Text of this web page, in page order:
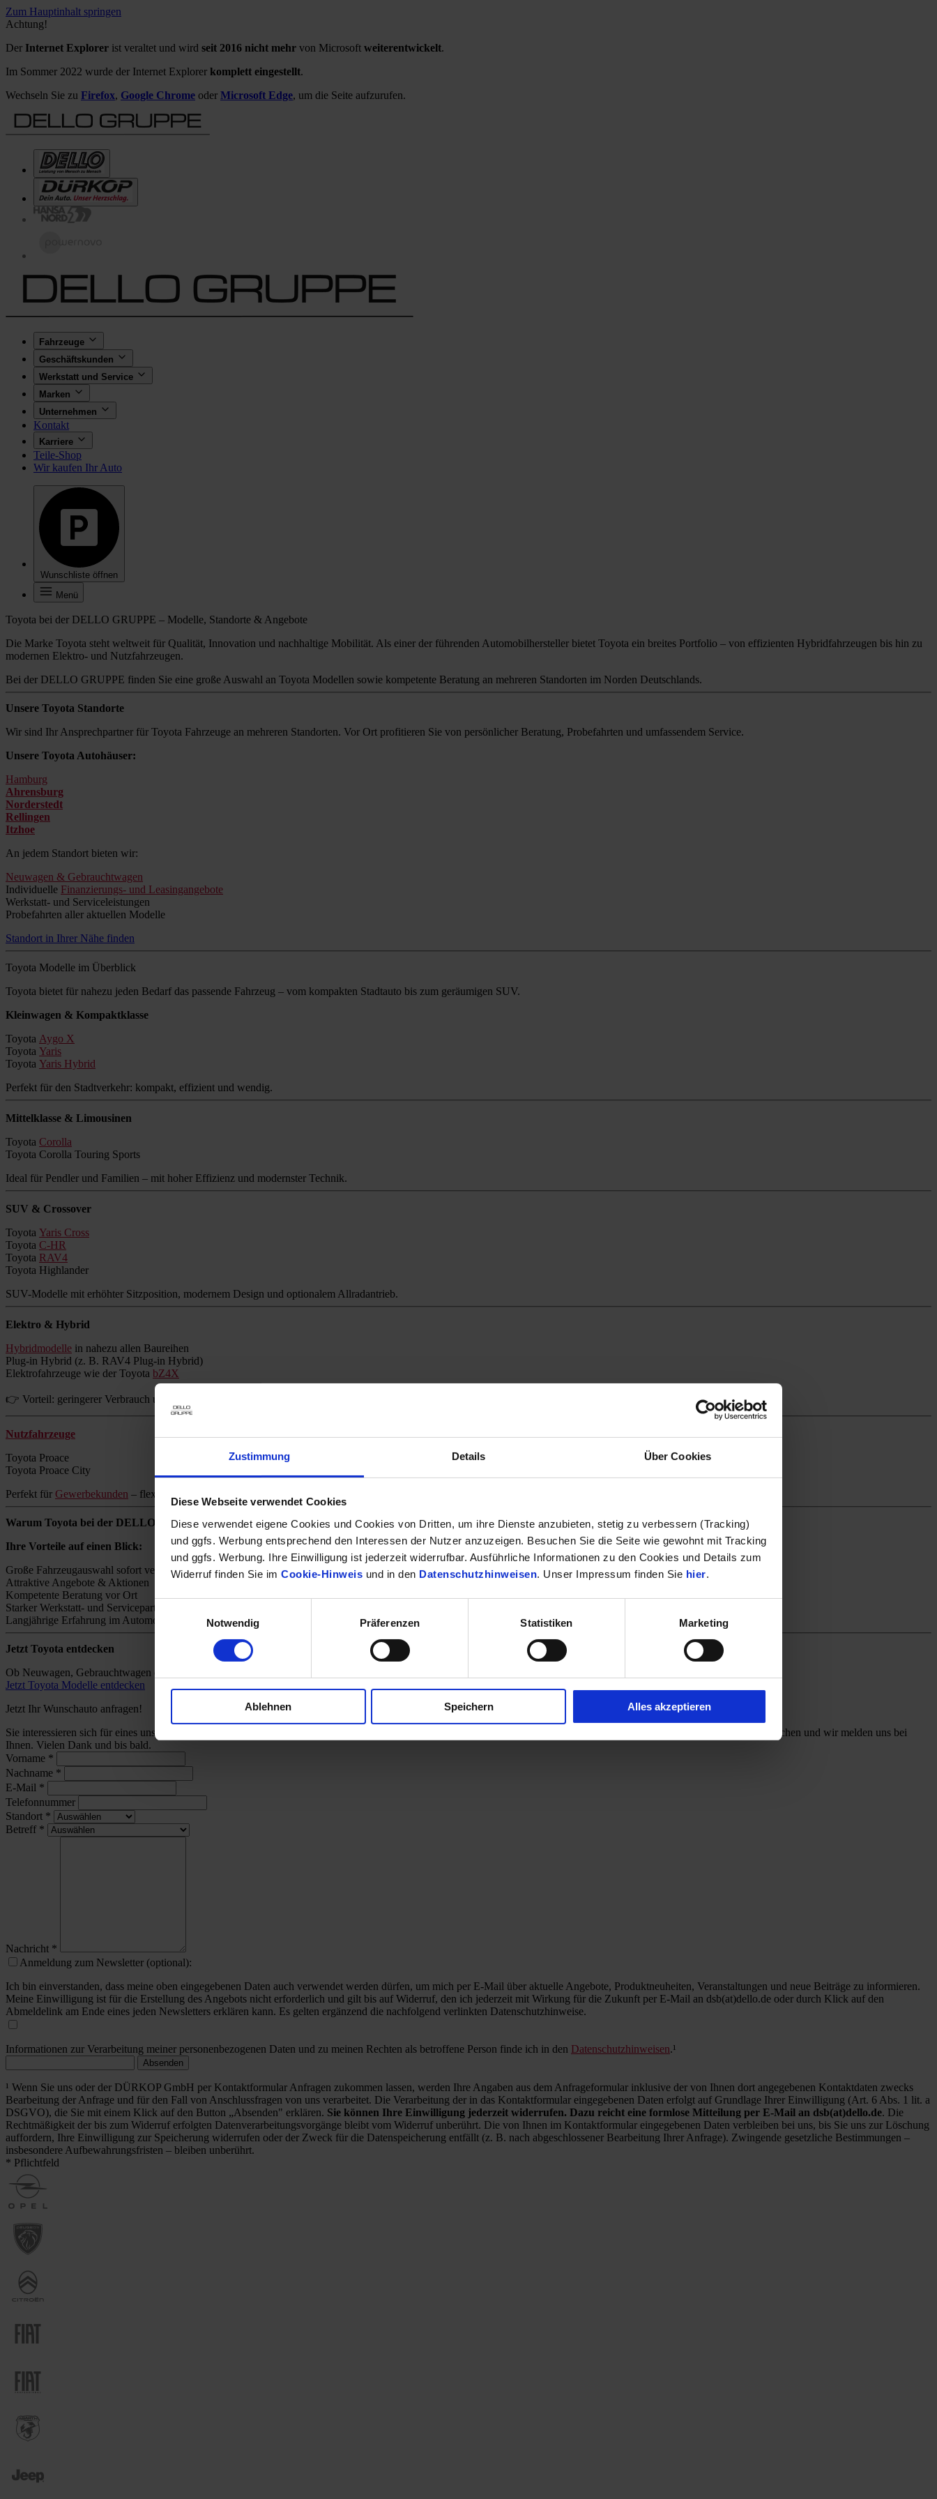
Zustimmung Details Über Cookies
Diese Webseite verwendet Cookies
Diese verwendet eigene Cookies und Cookies von Dritten, um ihre Dienste anzubieten, stetig zu verbessern (Tracking)
und ggfs. Werbung entsprechend den Interessen der Nutzer anzuzeigen. Besuchen Sie die Seite wie gewohnt mit Tracking
und ggfs. Werbung. Ihre Einwilligung ist jederzeit widerrufbar. Ausführliche Informationen zu den Cookies und Details zum
Widerruf finden Sie im Cookie-Hinweis und in den Datenschutzhinweisen. Unser Impressum finden Sie hier.
Einwilligungsauswahl
Notwendig
Präferenzen Statistiken Marketing
Ablehnen Speichern Alles akzeptieren
Zum Hauptinhalt springen
Achtung!
Der Internet Explorer ist veraltet und wird seit 2016 nicht mehr von Microsoft weiterentwickelt.
Im Sommer 2022 wurde der Internet Explorer komplett eingestellt.
Wechseln Sie zu Firefox, Google Chrome oder Microsoft Edge, um die Seite aufzurufen.
Fahrzeuge
Geschäftskunden
Werkstatt und Service
Marken
Unternehmen
Kontakt
Karriere
Teile-Shop
Wir kaufen Ihr Auto
Wunschliste öffnen
Menü
Toyota bei der DELLO GRUPPE – Modelle, Standorte & Angebote
Die Marke Toyota steht weltweit für Qualität, Innovation und nachhaltige Mobilität. Als einer der führenden Automobilhersteller bietet Toyota ein breites Portfolio – von effizienten Hybridfahrzeugen bis hin zu
modernen Elektro- und Nutzfahrzeugen.
Bei der DELLO GRUPPE finden Sie eine große Auswahl an Toyota Modellen sowie kompetente Beratung an mehreren Standorten im Norden Deutschlands.
Unsere Toyota Standorte
Wir sind Ihr Ansprechpartner für Toyota Fahrzeuge an mehreren Standorten. Vor Ort profitieren Sie von persönlicher Beratung, Probefahrten und umfassendem Service.
Unsere Toyota Autohäuser:
Hamburg
Ahrensburg
Norderstedt
Rellingen
Itzhoe
An jedem Standort bieten wir:
Neuwagen & Gebrauchtwagen
Individuelle Finanzierungs- und Leasingangebote
Werkstatt- und Serviceleistungen
Probefahrten aller aktuellen Modelle
Standort in Ihrer Nähe finden
Toyota Modelle im Überblick
Toyota bietet für nahezu jeden Bedarf das passende Fahrzeug – vom kompakten Stadtauto bis zum geräumigen SUV.
Kleinwagen & Kompaktklasse
Toyota Aygo X
Toyota Yaris
Toyota Yaris Hybrid
Perfekt für den Stadtverkehr: kompakt, effizient und wendig.
Mittelklasse & Limousinen
Toyota Corolla
Toyota Corolla Touring Sports
Ideal für Pendler und Familien – mit hoher Effizienz und modernster Technik.
SUV & Crossover
Toyota Yaris Cross
Toyota C-HR
Toyota RAV4
Toyota Highlander
SUV-Modelle mit erhöhter Sitzposition, modernem Design und optionalem Allradantrieb.
Elektro & Hybrid
Hybridmodelle in nahezu allen Baureihen
Plug-in Hybrid (z. B. RAV4 Plug-in Hybrid)
Elektrofahrzeuge wie der Toyota bZ4X
👉 Vorteil: geringerer Verbrauch und reduzierte Emissionen ohne Reichweitenangst.
Nutzfahrzeuge
Toyota Proace
Toyota Proace City
Perfekt für Gewerbekunden – flexibel, zuverlässig und wirtschaftlich.
Warum Toyota bei der DELLO GRUPPE kaufen?
Ihre Vorteile auf einen Blick:
Große Fahrzeugauswahl sofort verfügbar
Attraktive Angebote & Aktionen
Kompetente Beratung vor Ort
Starker Werkstatt- und Servicepartner
Langjährige Erfahrung im Automobilhandel
Jetzt Toyota entdecken
Ob Neuwagen, Gebrauchtwagen oder individuelles Angebot – bei uns finden Sie Ihr passendes Toyota Fahrzeug.
Jetzt Toyota Modelle entdecken
Jetzt Ihr Wunschauto anfragen!
Sie interessieren sich für eines unserer Toyota-Modelle und wünschen eine Kontaktaufnahme? Sehr gerne! Teilen Sie uns einfach im Betreff mit, welchen Kontaktweg Sie wünschen und wir melden uns bei
Ihnen. Vielen Dank und bis bald.
Vorname *
Nachname *
E-Mail *
Telefonnummer
Standort *
Betreff *
Nachricht *
Anmeldung zum Newsletter (optional):
Ich bin einverstanden, dass meine oben eingegebenen Daten auch verwendet werden dürfen, um mich per E-Mail über aktuelle Angebote, Produktneuheiten, Veranstaltungen und neue Beiträge zu informieren.
Meine Einwilligung ist für die Erstellung des Angebots nicht erforderlich und gilt bis auf Widerruf, den ich jederzeit mit Wirkung für die Zukunft per E-Mail an dsb(at)dello.de oder durch Klick auf den
Abmeldelink am Ende eines jeden Newsletters erklären kann. Es gelten ergänzend die nachfolgend verlinkten Datenschutzhinweise.
Informationen zur Verarbeitung meiner personenbezogenen Daten und zu meinen Rechten als betroffene Person finde ich in den Datenschutzhinweisen.¹
Absenden
¹ Wenn Sie uns oder der DÜRKOP GmbH per Kontaktformular Anfragen zukommen lassen, werden Ihre Angaben aus dem Anfrageformular inklusive der von Ihnen dort angegebenen Kontaktdaten zwecks
Bearbeitung der Anfrage und für den Fall von Anschlussfragen von uns verarbeitet. Die Verarbeitung der in das Kontaktformular eingegebenen Daten erfolgt auf Grundlage Ihrer Einwilligung (Art. 6 Abs. 1 lit. a
DSGVO), die Sie mit einem Klick auf den Button „Absenden" erklären. Sie können Ihre Einwilligung jederzeit widerrufen. Dazu reicht eine formlose Mitteilung per E-Mail an dsb(at)dello.de. Die
Rechtmäßigkeit der bis zum Widerruf erfolgten Datenverarbeitungsvorgänge bleibt vom Widerruf unberührt. Die von Ihnen im Kontaktformular eingegebenen Daten verbleiben bei uns, bis Sie uns zur Löschung
auffordern, Ihre Einwilligung zur Speicherung widerrufen oder der Zweck für die Datenspeicherung entfällt (z. B. nach abgeschlossener Bearbeitung Ihrer Anfrage). Zwingende gesetzliche Bestimmungen –
insbesondere Aufbewahrungsfristen – bleiben unberührt.
* Pflichtfeld